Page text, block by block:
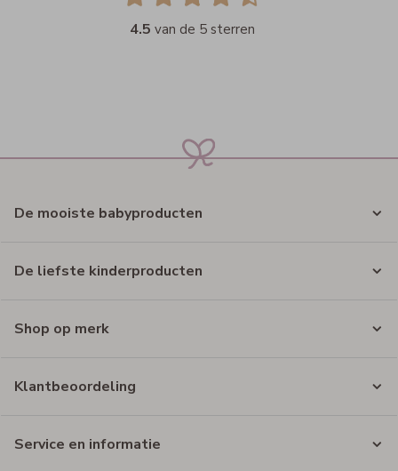
4.5 van de 5 sterren
De mooiste babyproducten
De liefste kinderproducten
Shop op merk
Klantbeoordeling
Service en informatie